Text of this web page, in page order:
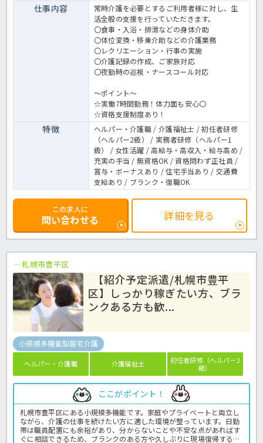
仕事内容
常時介護を必要とするご利用者様に対し、生
活全般の支援を行っていただきます。
〇食事・入浴・排泄などの身体介助
〇体位変換・移乗介助などの介護業務
〇レクリエーション・行事の実施
〇介護記録の作成、ご家族対応
〇夜勤時の巡視・ナースコール対応
～ポイント～
☆実働7時間勤務！体力面も安心〇
☆資格支援制度あり！
特徴
ヘルパー・介護職 / 介護福祉士 / 初任者研修
（ヘルパー2級） / 実務者研修（ヘルパー1
級） / 女性活躍 / 高給与・高収入・給与高め /
充実の手当 / 無資格OK / 資格問わず正社員 /
賞与・ボーナスあり / 住宅手当あり / 交通費
支給あり / ブランク・復職OK
この求人に
問い合わせる 詳細を見る
札幌市豊平区
【紹介予定派遣/札幌市豊平
区】しっかり稼ぎたい方、ブラ
ンクある方も歓...
小規模多機能型居宅介護
ヘルパー・介護職 介護福祉士
初任者研修（ヘルパー2
級）
ここがポイント！
札幌市豊平区にある小規模多機能です。家庭やプライベートと両立し
ながら、介護の仕事を続けたい方に適した環境が整っています。日勤
帯は職員配置にも余裕があり、分からないことや不安な点があればす
ぐに相談できるため、ブランクのある方や久しぶりに現場復帰する方